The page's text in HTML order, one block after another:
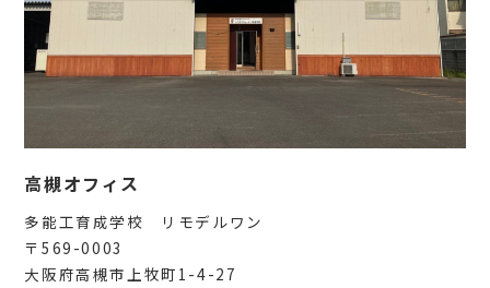
高槻オフィス
多能工育成学校 リモデルワン
〒569-0003
大阪府高槻市上牧町1-4-27